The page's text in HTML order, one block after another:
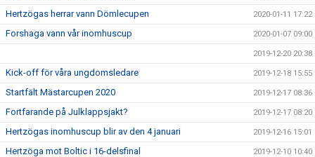
Hertzögas herrar vann Dömlecupen 2020-01-11 17:22
Forshaga vann vår inomhuscup 2020-01-07 09:00
2019-12-20 20:38
Kick-off för våra ungdomsledare 2019-12-18 15:55
Startfält Mästarcupen 2020 2019-12-17 08:36
Fortfarande på Julklappsjakt? 2019-12-17 08:20
Hertzögas inomhuscup blir av den 4 januari 2019-12-16 15:01
Hertzöga mot Boltic i 16-delsfinal 2019-12-10 10:40